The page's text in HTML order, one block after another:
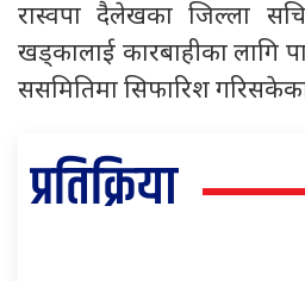
रास्वपा दैलेखका जिल्ला
खड्कालाई कारबाहीका लागि
ससमितिमा सिफारिश
प्रतिक्रिया